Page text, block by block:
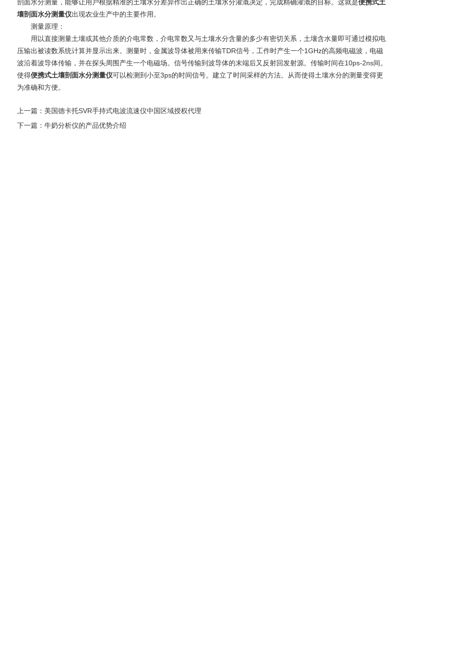
剖面水分测量，能够让用户根据精准的土壤水分差异作出正确的土壤水分灌溉决定，完成精确灌溉的目标。这就是便携式土
壤剖面水分测量仪出现农业生产中的主要作用。
测量原理：
用以直接测量土壤或其他介质的介电常数，介电常数又与土壤水分含量的多少有密切关系，土壤含水量即可通过模拟电
压输出被读数系统计算并显示出来。测量时，金属波导体被用来传输TDR信号，工作时产生一个1GHz的高频电磁波，电磁
波沿着波导体传输，并在探头周围产生一个电磁场。信号传输到波导体的末端后又反射回发射源。传输时间在10ps-2ns间。
使得便携式土壤剖面水分测量仪可以检测到小至3ps的时间信号。建立了时间采样的方法。从而使得土壤水分的测量变得更
为准确和方便。
上一篇： 美国德卡托SVR手持式电波流速仪中国区域授权代理
下一篇： 牛奶分析仪的产品优势介绍